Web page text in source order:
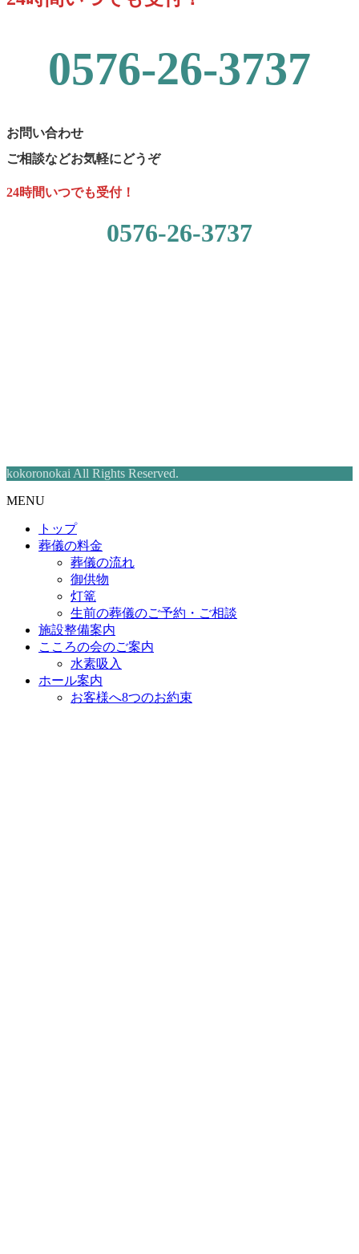
0576-26-3737
お問い合わせ
ご相談などお気軽にどうぞ
24時間いつでも受付！
0576-26-3737
kokoronokai All Rights Reserved.
MENU
トップ
葬儀の料金
葬儀の流れ
御供物
灯篭
生前の葬儀のご予約・ご相談
施設整備案内
こころの会のご案内
水素吸入
ホール案内
お客様へ8つのお約束